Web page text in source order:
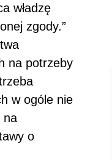
władzę
zgody.”
na potrzeby
w ogóle nie
na
o